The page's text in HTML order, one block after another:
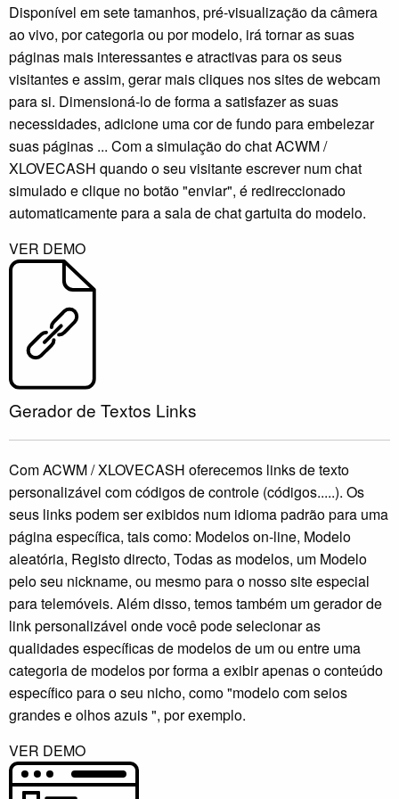
Disponível em sete tamanhos, pré-visualização da câmera
ao vivo, por categoria ou por modelo, irá tornar as suas
páginas mais interessantes e atractivas para os seus
visitantes e assim, gerar mais cliques nos sites de webcam
para si. Dimensioná-lo de forma a satisfazer as suas
necessidades, adicione uma cor de fundo para embelezar
suas páginas ... Com a simulação do chat ACWM /
XLOVECASH quando o seu visitante escrever num chat
simulado e clique no botão "enviar", é redireccionado
automaticamente para a sala de chat gartuita do modelo.
VER DEMO
Gerador de Textos Links
Com ACWM / XLOVECASH oferecemos links de texto
personalizável com códigos de controle (códigos.....). Os
seus links podem ser exibidos num idioma padrão para uma
página específica, tais como: Modelos on-line, Modelo
aleatória, Registo directo, Todas as modelos, um Modelo
pelo seu nickname, ou mesmo para o nosso site especial
para telemóveis. Além disso, temos também um gerador de
link personalizável onde você pode selecionar as
qualidades específicas de modelos de um ou entre uma
categoria de modelos por forma a exibir apenas o conteúdo
específico para o seu nicho, como "modelo com seios
grandes e olhos azuis ", por exemplo.
VER DEMO